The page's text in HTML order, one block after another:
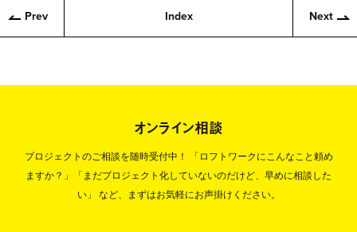
Prev Index Next
オンライン相談
プロジェクトのご相談を随時受付中！
「ロフトワークにこんなこと頼め
ますか？」「まだプロジェクト化していないのだけど、早めに相談した
い」
など、まずはお気軽にお声掛けください。